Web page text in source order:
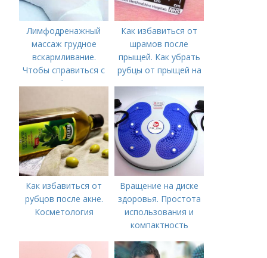
Лимфодренажный
массаж грудное
вскармливание.
Чтобы справиться с
нагрубанием,
предпринять
следующие действия:
Как избавиться от
шрамов после
прыщей. Как убрать
рубцы от прыщей на
Как избавиться от
рубцов после акне.
Косметология
Вращение на диске
здоровья. Простота
использования и
компактность